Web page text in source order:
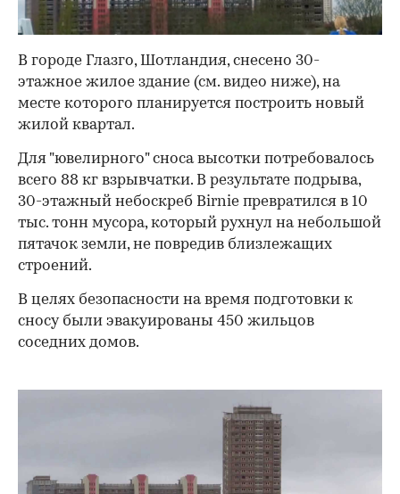
В городе Глазго, Шотландия, снесено 30-
этажное жилое здание (см. видео ниже), на
месте которого планируется построить новый
жилой квартал.
Для "ювелирного" сноса высотки потребовалось
всего 88 кг взрывчатки. В результате подрыва,
30-этажный небоскреб Birnie превратился в 10
тыс. тонн мусора, который рухнул на небольшой
пятачок земли, не повредив близлежащих
строений.
В целях безопасности на время подготовки к
сносу были эвакуированы 450 жильцов
соседних домов.